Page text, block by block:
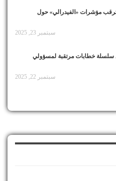
ترقب مؤشرات «الفيدرالي» حول
سبتمبر 23, 2025
سلسلة خطابات مرتقبة لمسؤولي
سبتمبر 22, 2025